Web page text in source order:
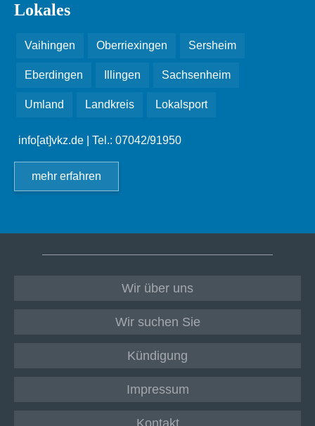
Lokales
Vaihingen Oberriexingen Sersheim
Eberdingen Illingen Sachsenheim
Umland Landkreis Lokalsport
info[at]vkz.de | Tel.: 07042/91950
mehr erfahren
Wir über uns
Wir suchen Sie
Kündigung
Impressum
Kontakt